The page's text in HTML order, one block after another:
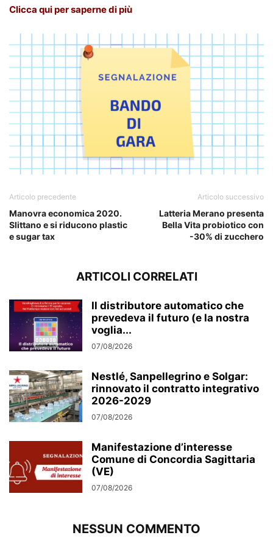
Clicca qui per saperne di più
Articolo precedente
Manovra economica 2020.
Slittano e si riducono plastic
e sugar tax
Articolo successivo
Latteria Merano presenta
Bella Vita probiotico con
-30% di zucchero
ARTICOLI CORRELATI
Il distributore automatico che
prevedeva il futuro (e la nostra
voglia...
07/08/2026
Nestlé, Sanpellegrino e Solgar:
rinnovato il contratto integrativo
2026-2029
07/08/2026
Manifestazione d’interesse
Comune di Concordia Sagittaria
(VE)
07/08/2026
NESSUN COMMENTO